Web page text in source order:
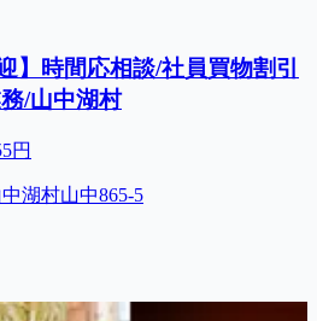
】時間応相談/社員買物割引
/山中湖村
円
湖村山中865-5